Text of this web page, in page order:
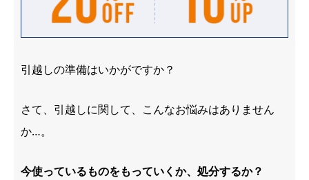
引越しの準備はいかがですか？
さて、引越しに関して、こんなお悩みはありません
か…。
今使っているものをもっていくか、処分するか？